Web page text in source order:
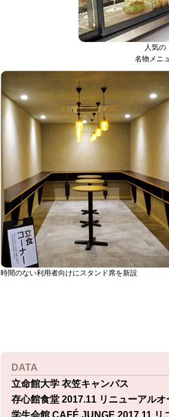
人気の
名物メニ
時間のない利用者向けにスタンド席を新設
DATA
立命館大学 衣笠キャンパス
存心館食堂 2017.11 リニューアルオ
学生会館 CAFÉ JUNGE 2017.11 リ